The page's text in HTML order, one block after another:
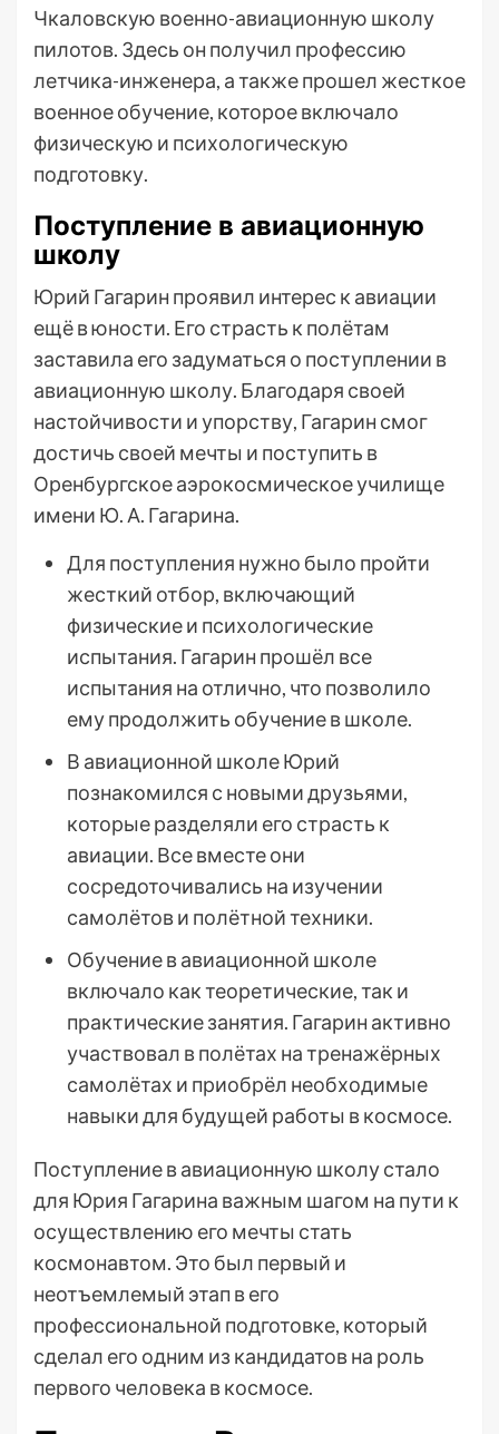
Чкаловскую военно-авиационную школу
пилотов. Здесь он получил профессию
летчика-инженера, а также прошел жесткое
военное обучение, которое включало
физическую и психологическую
подготовку.
Поступление в авиационную
школу
Юрий Гагарин проявил интерес к авиации
ещё в юности. Его страсть к полётам
заставила его задуматься о поступлении в
авиационную школу. Благодаря своей
настойчивости и упорству, Гагарин смог
достичь своей мечты и поступить в
Оренбургское аэрокосмическое училище
имени Ю. А. Гагарина.
Для поступления нужно было пройти
жесткий отбор, включающий
физические и психологические
испытания. Гагарин прошёл все
испытания на отлично, что позволило
ему продолжить обучение в школе.
В авиационной школе Юрий
познакомился с новыми друзьями,
которые разделяли его страсть к
авиации. Все вместе они
сосредоточивались на изучении
самолётов и полётной техники.
Обучение в авиационной школе
включало как теоретические, так и
практические занятия. Гагарин активно
участвовал в полётах на тренажёрных
самолётах и приобрёл необходимые
навыки для будущей работы в космосе.
Поступление в авиационную школу стало
для Юрия Гагарина важным шагом на пути к
осуществлению его мечты стать
космонавтом. Это был первый и
неотъемлемый этап в его
профессиональной подготовке, который
сделал его одним из кандидатов на роль
первого человека в космосе.